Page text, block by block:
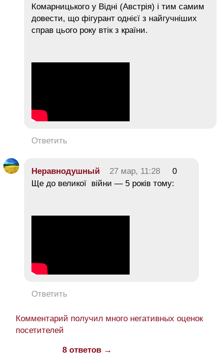
Комарницького у Відні (Австрія) і тим самим
довести, що фігурант однієї з найгучніших
справ цього року втік з країни.
Ответить
Неравнодушный 27 мар, 11:28
0
Ще до великої війни — 5 років тому:
Ответить
Комментарий получил много негативных оценок
посетителей
8 ответов →